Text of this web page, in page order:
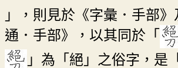
」，則見於《字彙．手部
通．手部》，以其同於「
」為「絕」之俗字，是「